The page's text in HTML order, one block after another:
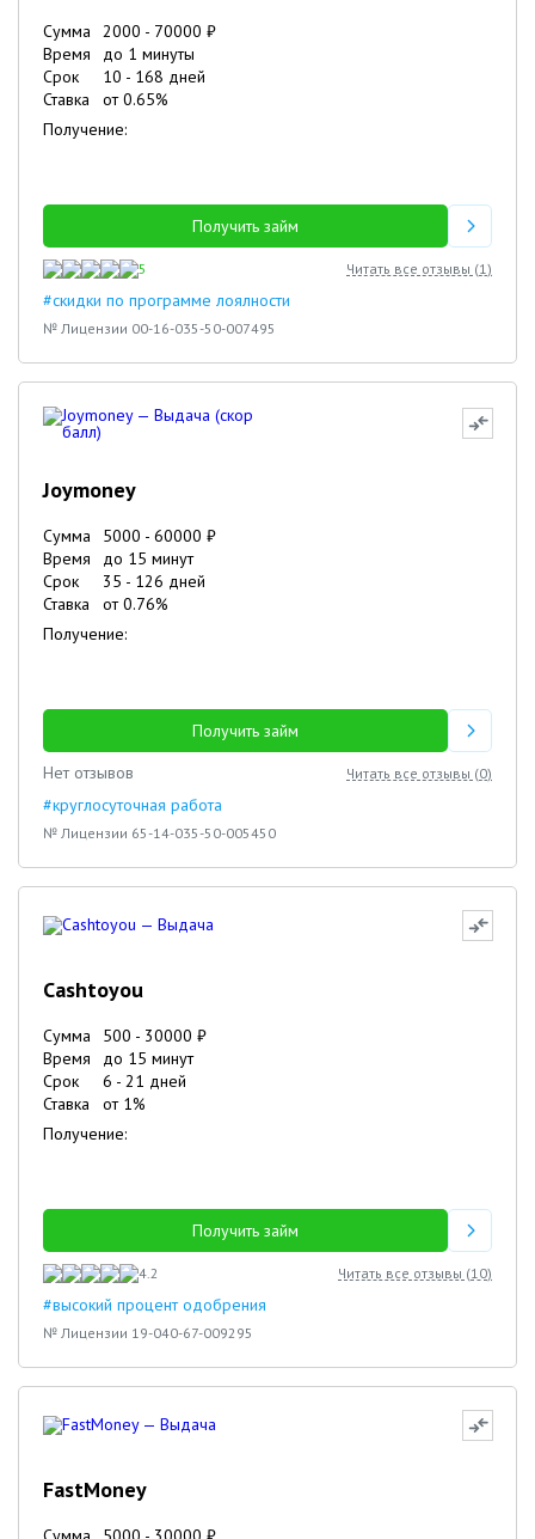
Сумма 2000 - 70000 ₽
Время
до 1 минуты
Срок
10 - 168 дней
Ставка
от0.65%
Получение:
Получить займ
5 Читать все отзывы (1)
#скидки по программе лоялности
№ Лицензии 00-16-035-50-007495
Joymoney
Сумма 5000 - 60000 ₽
Время
до 15 минут
Срок
35 - 126 дней
Ставка
от0.76%
Получение:
Получить займ
Нет отзывов
Читать все отзывы (0)
#круглосуточная работа
№ Лицензии 65-14-035-50-005450
Cashtoyou
Сумма 500 - 30000 ₽
Время
до 15 минут
Срок
6 - 21 дней
Ставка
от 1%
Получение:
Получить займ
4.2 Читать все отзывы (10)
#высокий процент одобрения
№ Лицензии 19-040-67-009295
FastMoney